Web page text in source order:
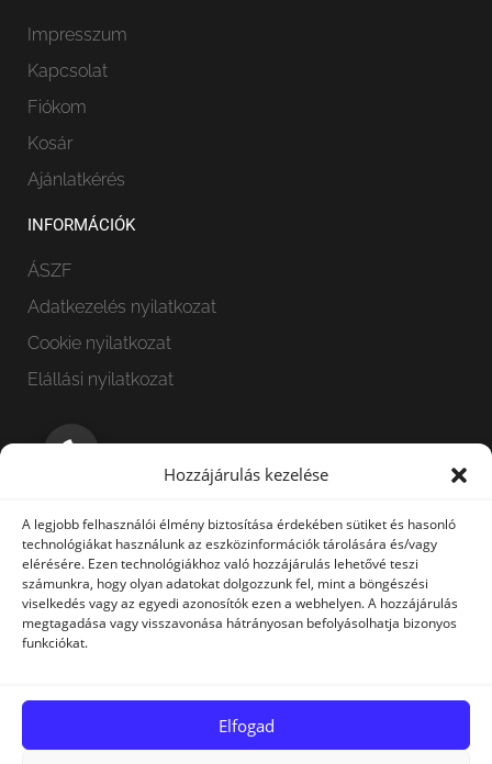
Hozzájárulás kezelése
A legjobb felhasználói élmény biztosítása érdekében sütiket és hasonló
technológiákat használunk az eszközinformációk tárolására és/vagy
elérésére. Ezen technológiákhoz való hozzájárulás lehetővé teszi
számunkra, hogy olyan adatokat dolgozzunk fel, mint a böngészési
viselkedés vagy az egyedi azonosítók ezen a webhelyen. A hozzájárulás
megtagadása vagy visszavonása hátrányosan befolyásolhatja bizonyos
funkciókat.
Elfogad
Impresszum
Kapcsolat
Fiókom
Kosár
Ajánlatkérés
INFORMÁCIÓK
ÁSZF
Adatkezelés nyilatkozat
Cookie nyilatkozat
Elállási nyilatkozat
Elfogadom az adatkezelési nyilatkozatban foglaltakat.